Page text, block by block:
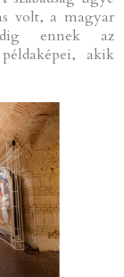
volt, a magyar
ennek az
akik